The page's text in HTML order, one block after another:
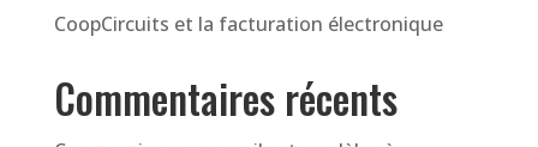
CoopCircuits et la facturation électronique
Commentaires récents